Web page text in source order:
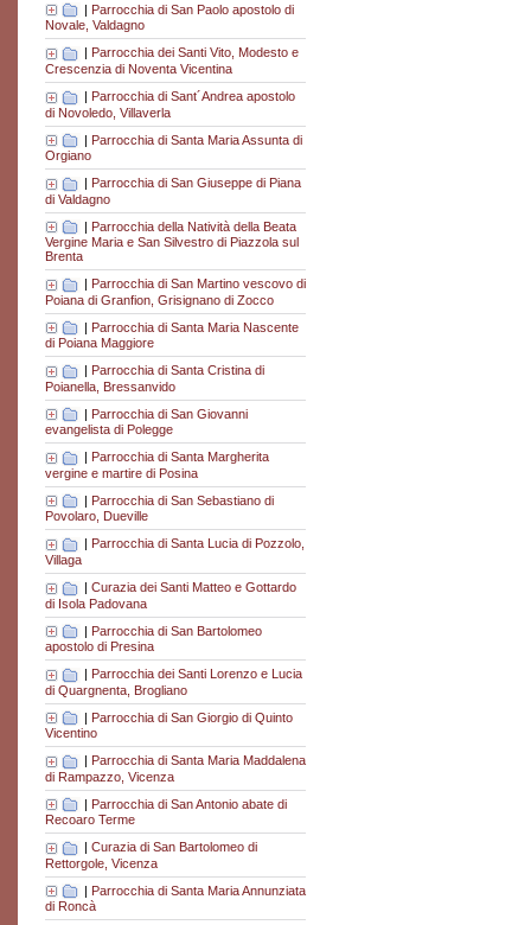
| Parrocchia di San Paolo apostolo di
Novale, Valdagno
Parrocchia dei Santi Vito, Modesto e
Crescenzia di Noventa Vicentina
| Parrocchia di Sant´Andrea apostolo
di Novoledo, Villaverla
| Parrocchia di Santa Maria Assunta di
Orgiano
| Parrocchia di San Giuseppe di Piana
di Valdagno
| Parrocchia della Natività della Beata
Vergine Maria e San Silvestro di Piazzola sul
Brenta
Parrocchia di San Martino vescovo di
Poiana di Granfion, Grisignano di Zocco
| Parrocchia di Santa Maria Nascente
di Poiana Maggiore
Parrocchia di Santa Cristina di
Poianella, Bressanvido
| Parrocchia di San Giovanni
evangelista di Polegge
Parrocchia di Santa Margherita
vergine e martire di Posina
| Parrocchia di San Sebastiano di
Povolaro, Dueville
Parrocchia di Santa Lucia di Pozzolo,
Villaga
| Curazia dei Santi Matteo e Gottardo
di Isola Padovana
| Parrocchia di San Bartolomeo
apostolo di Presina
| Parrocchia dei Santi Lorenzo e Lucia
di Quargnenta, Brogliano
| Parrocchia di San Giorgio di Quinto
Vicentino
Parrocchia di Santa Maria Maddalena
di Rampazzo, Vicenza
| Parrocchia di San Antonio abate di
Recoaro Terme
Curazia di San Bartolomeo di
Rettorgole, Vicenza
| Parrocchia di Santa Maria Annunziata
di Roncà